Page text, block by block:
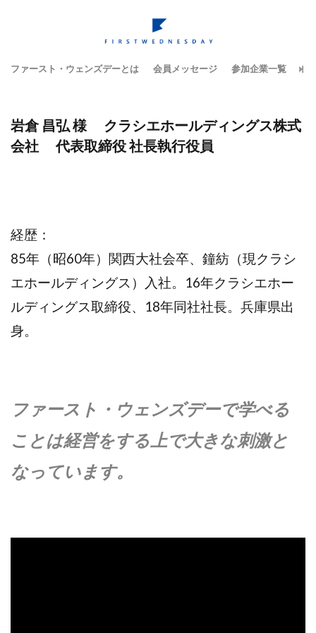
ファースト・ウェンズデーとは 会員メッセージ 参加企業一覧 テ
岩倉 昌弘 様 クラシエホールディングス株式
会社 代表取締役 社長執行役員
経歴：
85年（昭60年）関西大社会卒、鐘紡（現クラシ
エホールディングス）入社。16年クラシエホー
ルディングス取締役、18年同社社長。兵庫県出
身。
ファースト・ウェンズデーで学べる
ことは経営をする上で大きな刺激と
なっています。